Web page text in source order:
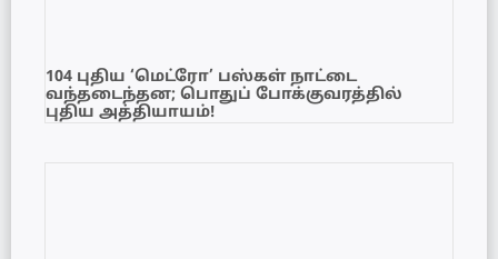
104 புதிய ‘மெட்ரோ’ பஸ்கள் நாட்டை
வந்தடைந்தன; பொதுப் போக்குவரத்தில்
புதிய அத்தியாயம்!